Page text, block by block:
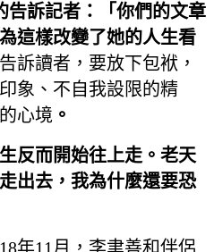
告訴記者：「你們的文章
這樣改變了她的人生看
訴讀者，要放下包袱，
象、不自我設限的精
心境 。
反而開始往上走。老天
出去，我為什麼還要恐
年11月，李聿善和伴侶